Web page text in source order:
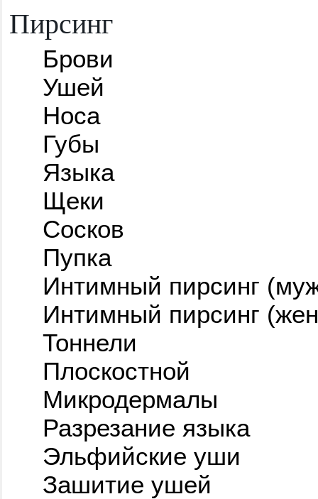
Пирсинг
Брови
Ушей
Носа
Губы
Языка
Щеки
Сосков
Пупка
Интимный пирсинг
Интимный пирсинг
Тоннели
Плоскостной
Микродермалы
Разрезание языка
Эльфийские уши
Зашитие ушей